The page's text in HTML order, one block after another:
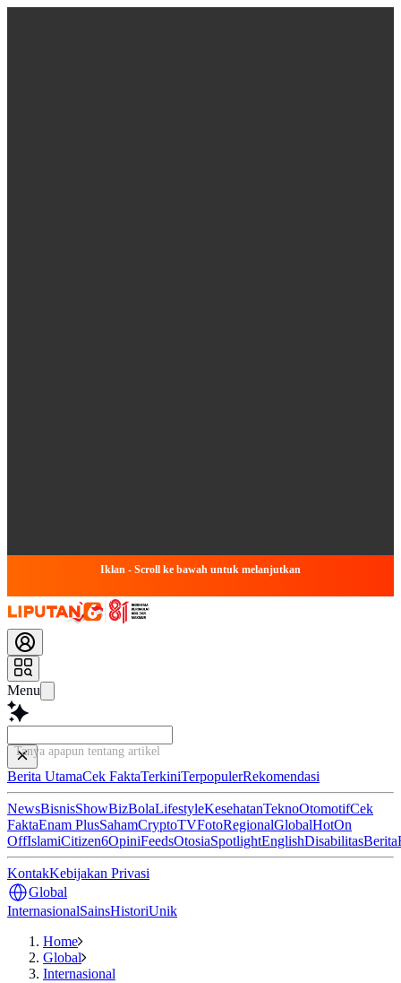
Iklan - Scroll ke bawah untuk melanjutkan
Menu
Tanya apapun tentang artikel ini...
Berita UtamaCek FaktaTerkiniTerpopulerRekomendasi
NewsBisnisShowBizBolaLifestyleKesehatanTeknoOtomotifCek
FaktaEnam PlusSahamCryptoTVFotoRegionalGlobalHotOn
OffIslamiCitizen6OpiniFeedsOtosiaSpotlightEnglishDisabilitasBerita
KontakKebijakan Privasi
Global
InternasionalSainsHistoriUnik
Home
Global
Internasional